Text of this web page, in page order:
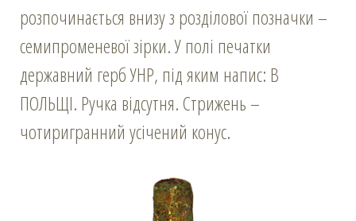
розпочинається внизу з розділової позначки –
семипроменевої зірки. У полі печатки
державний герб УНР, під яким напис: В
ПОЛЬЩІ. Ручка відсутня. Стрижень –
чотиригранний усічений конус.